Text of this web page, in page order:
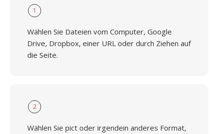
1
Wählen Sie Dateien vom Computer, Google
Drive, Dropbox, einer URL oder durch Ziehen auf
die Seite.
2
Wählen Sie pict oder irgendein anderes Format,